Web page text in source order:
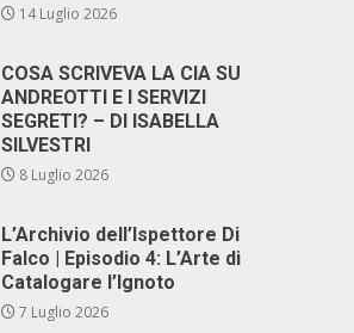
14 Luglio 2026
COSA SCRIVEVA LA CIA SU
ANDREOTTI E I SERVIZI
SEGRETI? – DI ISABELLA
SILVESTRI
8 Luglio 2026
L’Archivio dell’Ispettore Di
Falco | Episodio 4: L’Arte di
Catalogare l’Ignoto
7 Luglio 2026